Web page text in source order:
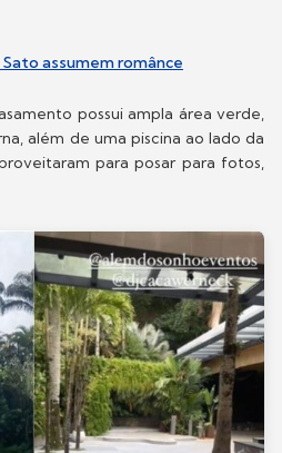
assumem românce
possui ampla área verde,
além de uma piscina ao lado da
para posar para fotos,